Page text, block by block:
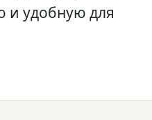
и удобную для